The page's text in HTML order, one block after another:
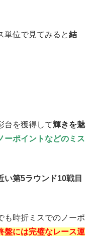
単位で見てみると結
台を獲得して輝きを魅
ーポイントなどのミス
い第5ラウンド10戦目
も時折ミスでのノーポ
盤には完璧なレース運